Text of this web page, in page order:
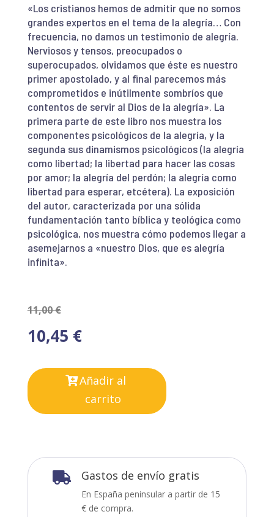
«Los cristianos hemos de admitir que no somos
grandes expertos en el tema de la alegría… Con
frecuencia, no damos un testimonio de alegría.
Nerviosos y tensos, preocupados o
superocupados, olvidamos que éste es nuestro
primer apostolado, y al final parecemos más
comprometidos e inútilmente sombríos que
contentos de servir al Dios de la alegría». La
primera parte de este libro nos muestra los
componentes psicológicos de la alegría, y la
segunda sus dinamismos psicológicos (la alegría
como libertad; la libertad para hacer las cosas
por amor; la alegría del perdón; la alegría como
libertad para esperar, etcétera). La exposición
del autor, caracterizada por una sólida
fundamentación tanto bíblica y teológica como
psicológica, nos muestra cómo podemos llegar a
asemejarnos a «nuestro Dios, que es alegría
infinita».
11,00€
10,45 €
Añadir al
carrito
 Gastos de envío gratis
En España peninsular a partir de 15
€ de compra.